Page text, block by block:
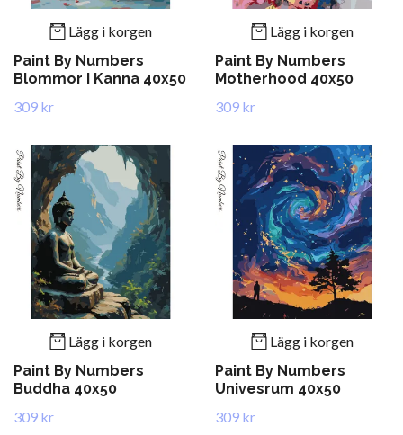
Lägg i korgen
Paint By Numbers
Blommor I Kanna 40x50
309 kr
Lägg i korgen
Paint By Numbers
Motherhood 40x50
309 kr
Lägg i korgen
Paint By Numbers
Buddha 40x50
309 kr
Lägg i korgen
Paint By Numbers
Univesrum 40x50
309 kr